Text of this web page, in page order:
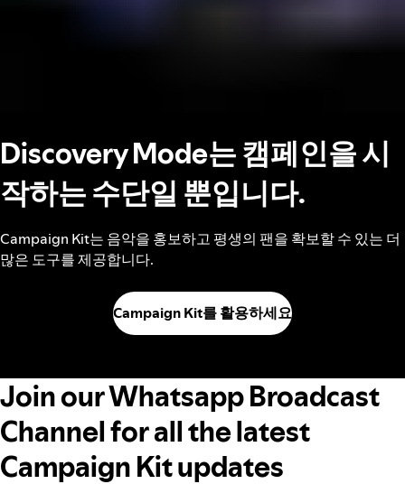
Discovery Mode는 캠페인을 시
작하는 수단일 뿐입니다.
Campaign Kit는 음악을 홍보하고 평생의 팬을 확보할 수 있는 더
많은 도구를 제공합니다.
Campaign Kit를 활용하세요
Join our Whatsapp Broadcast
Channel for all the latest
Campaign Kit updates